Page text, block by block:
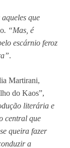
que
. “Mas, é
escárnio feroz
.
Martirani,
do Kaos”,
literária e
central que
queira fazer
a